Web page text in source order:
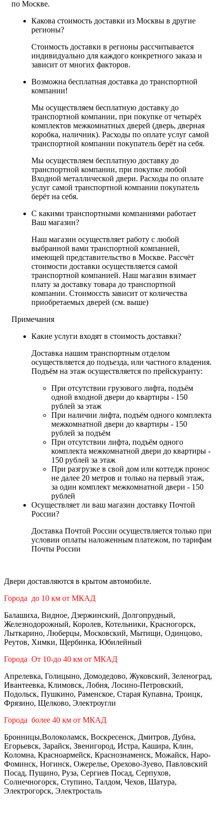
по Москве.
Какова стоимость доставки из Москвы в другие
регионы?
Стоимость доставки в регионы рассчитывается
индивидуально для каждого конкретного заказа и
зависит от многих факторов.
Возможна бесплатная доставка до транспортной
компании!
Мы осуществляем бесплатную доставку до
транспортной компании, при покупке от четырёх
комплектов межкомнатных дверей (дверь, дверная
коробка, наличник). Расходы по оплате услуг самой
транспортной компании покупатель берёт на себя.
Мы осуществляем бесплатную доставку до
транспортной компании, при покупке любой
Входной металлической двери. Расходы по оплате
услуг самой транспортной компании покупатель
берёт на себя.
С какими транспортными компаниями работает
Ваш магазин?
Наш магазин осуществляет работу с любой
выбранной вами транспортной компанией,
имеющей представительство в Москве. Рассчёт
стоимости доставки осуществляется самой
транспортной компанией. Наш магазин взимает
плату за доставку товара до транспортной
компании. Стоимоссть зависит от количества
приобретаемых дверей (см. выше)
Примечания
Какие услуги входят в стоимость доставки?
Доставка нашим транспортным отделом
осуществляется до подъезда, или частного владения.
Подъём на этаж осуществляется по прейскуранту:
При отсутствии грузового лифта, подъём
одной входной двери до квартиры - 150
рублей за этаж
При наличии лифта, подъём одного комплекта
межкомнатной двери до квартиры - 150
рублей за подъём
При отсутствии лифта, подъём одного
комплекта межкомнатной двери до квартиры -
150 рублей за этаж
При разгрузке в свой дом или коттедж пронос
не далее 20 метров и только на первый этаж,
за один комплект межкомнатной двери - 150
рублей
Осуществляет ли ваш магазин доставку Почтой
России?
Доставка Почтой России осуществляется только при
условии оплаты наложенным платежом, по тарифам
Почты России
Двери доставляются в крытом автомобиле.
Города до 10 км от МКАД
Балашиха, Видное, Дзержинский, Долгопрудный,
Железнодорожный, Королев, Котельники, Красногорск,
Лыткарино, Люберцы, Московский, Мытищи, Одинцово,
Реутов, Химки, Щербинка, Юбилейный
Города От 10-до 40 км от МКАД
Апрелевка, Голицыно, Домодедово, Жуковский, Зеленоград,
Ивантеевка, Климовск, Лобня, Лосино-Петровский,
Подольск, Пушкино, Раменское, Старая Купавна, Троицк,
Фрязино, Щелково, Электроугли
Города более 40 км от МКАД
Бронницы,Волоколамск, Воскресенск, Дмитров, Дубна,
Егорьевск, Зарайск, Звенигород, Истра, Кашира, Клин,
Коломна, Красноармейск, Краснознаменск, Можайск, Наро-
Фоминск, Ногинск, Ожерелье, Орехово-Зуево, Павловский
Посад, Пущино, Руза, Сергиев Посад, Серпухов,
Солнечногорск, Ступино, Талдом, Чехов, Шатура,
Электрогорск, Электросталь